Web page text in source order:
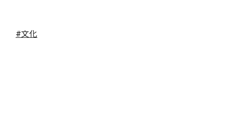
#文化